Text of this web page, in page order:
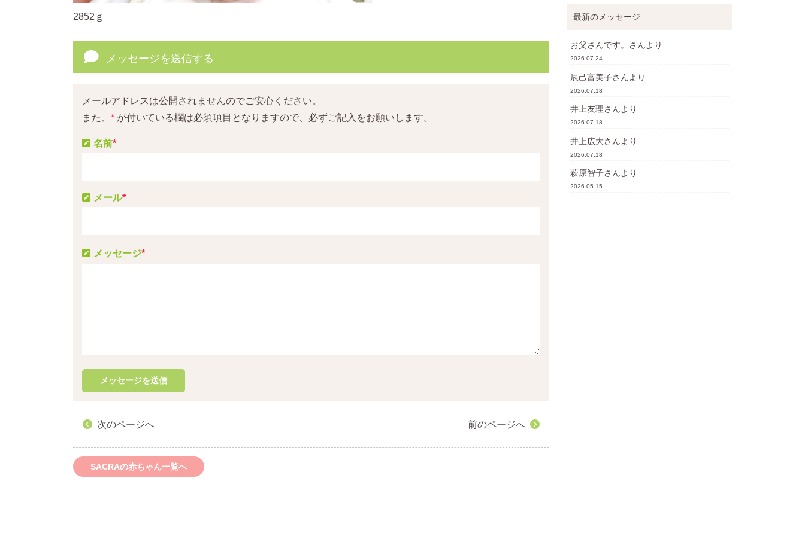
2852ｇ
メッセージを送信する
メールアドレスは公開されませんのでご安心ください。
また、 * が付いている欄は必須項目となりますので、必ずご記入をお願いします。
メッセージ*
名前*
メール*
次のページへ 前のページへ
SACRAの赤ちゃん一覧へ
最新のメッセージ
お父さんです。 さんより
2026.07.24
辰己富美子さんより
2026.07.18
井上友理さんより
2026.07.18
井上広大さんより
2026.07.18
萩原智子さんより
2026.05.15